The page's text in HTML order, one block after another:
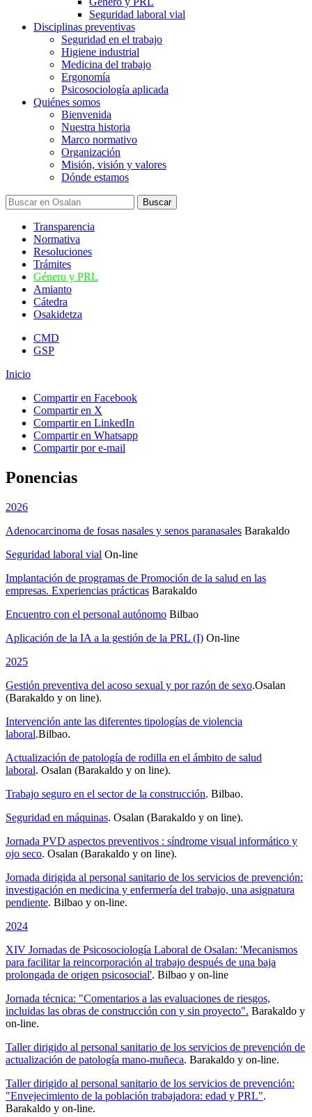
Seguridad laboral vial
Disciplinas preventivas
Seguridad en el trabajo
Higiene industrial
Medicina del trabajo
Ergonomía
Psicosociología aplicada
Quiénes somos
Bienvenida
Nuestra historia
Marco normativo
Organización
Misión, visión y valores
Dónde estamos
Transparencia
Normativa
Resoluciones
Trámites
Género y PRL
Amianto
Cátedra
Osakidetza
CMD
GSP
Inicio
Compartir en Facebook
Compartir en X
Compartir en LinkedIn
Compartir en Whatsapp
Compartir por e-mail
Ponencias
2026
Adenocarcinoma de fosas nasales y senos paranasales Barakaldo
Seguridad laboral vial On-line
Implantación de programas de Promoción de la salud en las
empresas. Experiencias prácticas Barakaldo
Encuentro con el personal autónomo Bilbao
Aplicación de la IA a la gestión de la PRL (I) On-line
2025
Gestión preventiva del acoso sexual y por razón de sexo.Osalan
(Barakaldo y on line).
Intervención ante las diferentes tipologías de violencia
laboral.Bilbao.
Actualización de patología de rodilla en el ámbito de salud
laboral. Osalan (Barakaldo y on line).
Trabajo seguro en el sector de la construcción. Bilbao.
Seguridad en máquinas. Osalan (Barakaldo y on line).
Jornada PVD aspectos preventivos : síndrome visual informático y
ojo seco. Osalan (Barakaldo y on line).
Jornada dirigida al personal sanitario de los servicios de prevención:
investigación en medicina y enfermería del trabajo, una asignatura
pendiente. Bilbao y on-line.
2024
XIV Jornadas de Psicosociología Laboral de Osalan: 'Mecanismos
para facilitar la reincorporación al trabajo después de una baja
prolongada de origen psicosocial'. Bilbao y on-line
Jornada técnica: "Comentarios a las evaluaciones de riesgos,
incluidas las obras de construcción con y sin proyecto". Barakaldo y
on-line.
Taller dirigido al personal sanitario de los servicios de prevención de
actualización de patología mano-muñeca. Barakaldo y on-line.
Taller dirigido al personal sanitario de los servicios de prevención:
"Envejecimiento de la población trabajadora: edad y PRL".
Barakaldo y on-line.